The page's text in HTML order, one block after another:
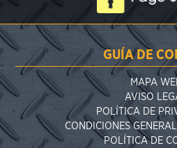
GUÍA DE
MAPA
AVISO
POLÍTICA DE
CONDICIONES
POLÍTICA DE